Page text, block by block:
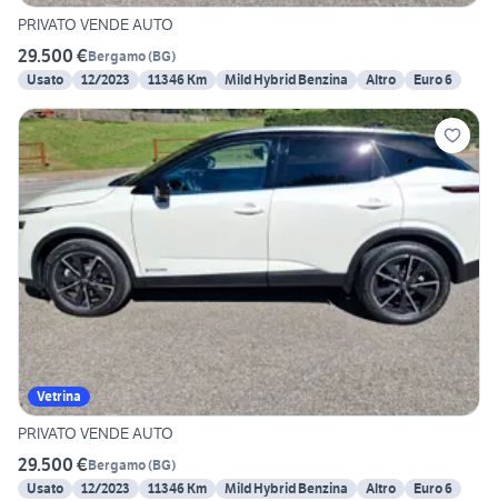
PRIVATO VENDE AUTO
29.500 €Bergamo(BG)
Usato
12/2023 11346 Km Mild Hybrid Benzina Altro Euro 6
Vetrina
PRIVATO VENDE AUTO
29.500 €Bergamo(BG)
Usato
12/2023 11346 Km Mild Hybrid Benzina Altro Euro 6